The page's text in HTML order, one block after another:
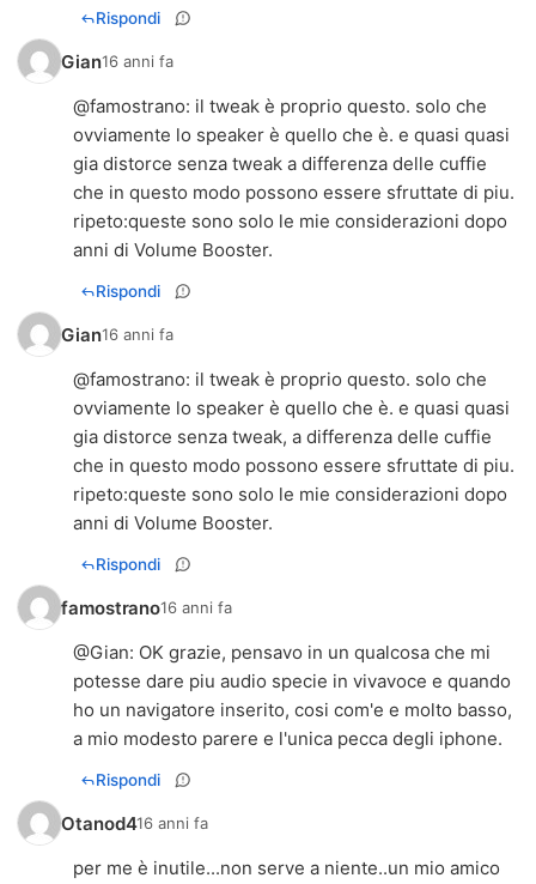
Rispondi
Gian16 anni fa
@famostrano: il tweak è proprio questo. solo che
ovviamente lo speaker è quello che è. e quasi quasi
gia distorce senza tweak a differenza delle cuffie
che in questo modo possono essere sfruttate di piu.
ripeto:queste sono solo le mie considerazioni dopo
anni di Volume Booster.
Rispondi
Gian16 anni fa
@famostrano: il tweak è proprio questo. solo che
ovviamente lo speaker è quello che è. e quasi quasi
gia distorce senza tweak, a differenza delle cuffie
che in questo modo possono essere sfruttate di piu.
ripeto:queste sono solo le mie considerazioni dopo
anni di Volume Booster.
Rispondi
famostrano16 anni fa
@Gian: OK grazie, pensavo in un qualcosa che mi
potesse dare piu audio specie in vivavoce e quando
ho un navigatore inserito, cosi com'e e molto basso,
a mio modesto parere e l'unica pecca degli iphone.
Rispondi
Otanod416 anni fa
per me è inutile...non serve a niente..un mio amico